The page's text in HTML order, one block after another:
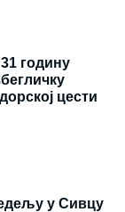
годину
цести
у Сивцу